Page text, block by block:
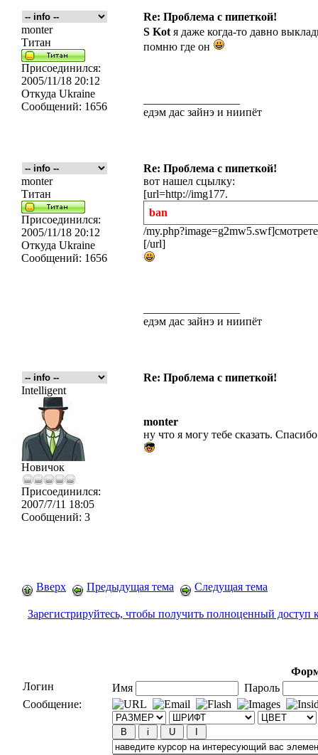
Re: Проблема с пипеткой!
monter
Титан
Присоединился:
2005/11/18 20:12
Откуда Ukraine
Сообщений: 1656
S Kot я даже когда-то давно
помню где он
едэм дас зайнэ и ниипёт
Re: Проблема с пипеткой!
monter
Титан
Присоединился:
2005/11/18 20:12
Откуда Ukraine
Сообщений: 1656
вот нашел сцылку:
[url=http://img177.
ban
/my.php?image=g2mw5.swf]
[/url]
едэм дас зайнэ и ниипёт
Re: Проблема с пипеткой!
Intelligent
Новичок
Присоединился:
2007/7/11 18:05
Сообщений: 3
monter
ну что я могу тебе сказать.
Вверх Предыдущая тема Следущая тема
Зарегистрируйтесь, чтобы получить полноценный доступ
Логин
Имя
Пароль
Сообщение: